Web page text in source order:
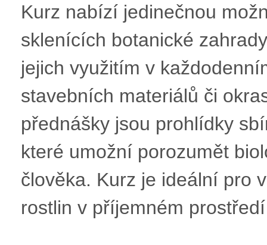
Kurz nabízí jedinečnou
sklenících botanické
jejich využitím v
stavebních materiálů či
přednášky jsou prohlídky
které umožní porozumět
člověka. Kurz je ideální pro
rostlin v příjemném